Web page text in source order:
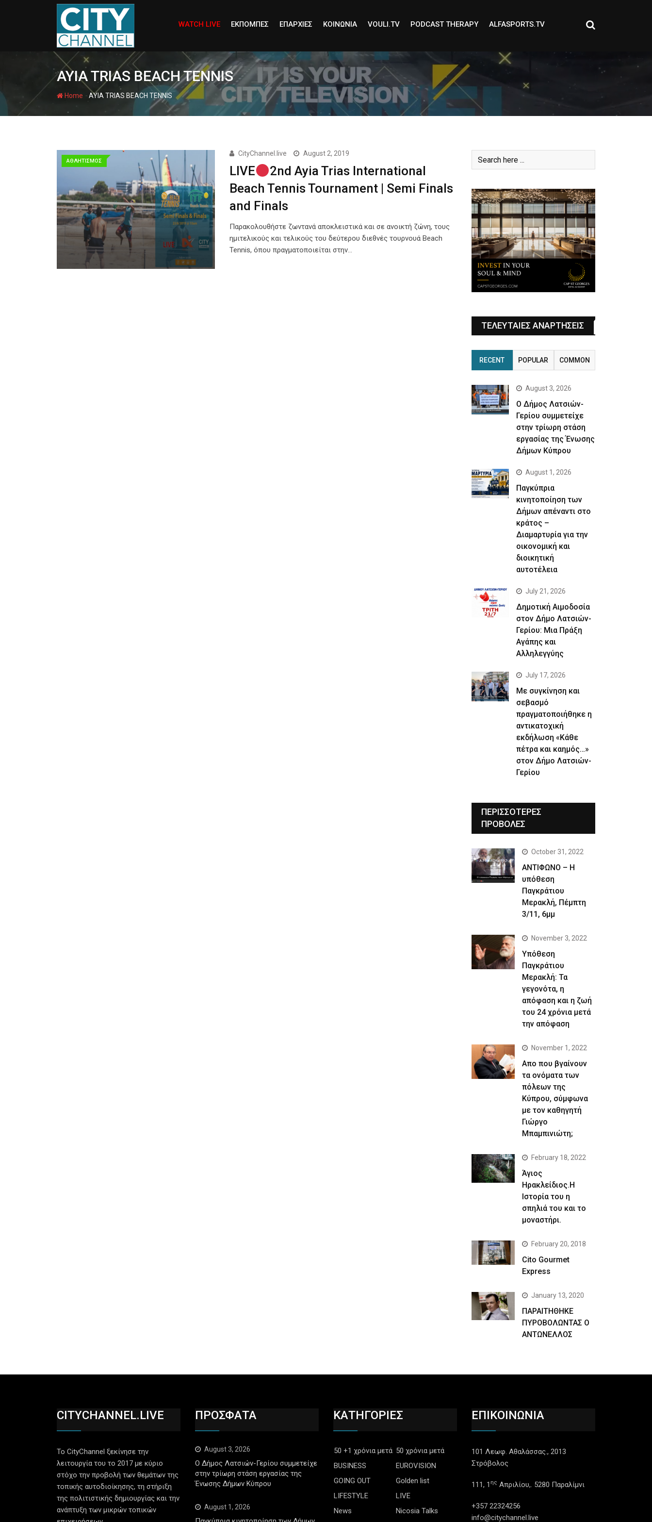
WATCH LIVE ΕΚΠΟΜΠΕΣ ΕΠΑΡΧΙΕΣ ΚΟΙΝΩΝΙΑ VOULI.TV PODCAST THERAPY ALFASPORTS.TV
AYIA TRIAS BEACH TENNIS
Home -AYIA TRIAS BEACH TENNIS
ΑΘΛΗΤΙΣΜΟΣ
CityChannel.live August 2, 2019
LIVE
2nd Ayia Trias International
Beach Tennis Tournament | Semi Finals
and Finals
Παρακολουθήστε ζωντανά αποκλειστικά και σε ανοικτή ζώνη, τους
ημιτελικούς και τελικούς του δεύτερου διεθνές τουρνουά Beach
Tennis, όπου πραγματοποιείται στην…
ΤΕΛΕΥΤΑΙΕΣ ΑΝΑΡΤΗΣΕΙΣ
RECENT POPULAR COMMON
August 3, 2026
Ο Δήμος Λατσιών-
Γερίου συμμετείχε
στην τρίωρη στάση
εργασίας της Ένωσης
Δήμων Κύπρου
August 1, 2026
Παγκύπρια
κινητοποίηση των
Δήμων απέναντι στο
κράτος –
Διαμαρτυρία για την
οικονομική και
διοικητική
αυτοτέλεια
July 21, 2026
Δημοτική Αιμοδοσία
στον Δήμο Λατσιών-
Γερίου: Μια Πράξη
Αγάπης και
Αλληλεγγύης
July 17, 2026
Με συγκίνηση και
σεβασμό
πραγματοποιήθηκε η
αντικατοχική
εκδήλωση «Κάθε
πέτρα και καημός…»
στον Δήμο Λατσιών-
Γερίου
ΠΕΡΙΣΣΟΤΕΡΕΣ
ΠΡΟΒΟΛΕΣ
October 31, 2022
ΑΝΤΙΦΩΝΟ – Η
υπόθεση
Παγκράτιου
Μερακλή, Πέμπτη
3/11, 6μμ
November 3, 2022
Yπόθεση
Παγκράτιου
Μερακλή: Τα
γεγονότα, η
απόφαση και η ζωή
του 24 χρόνια μετά
την απόφαση
November 1, 2022
Απο που βγαίνουν
τα ονόματα των
πόλεων της
Κύπρου, σύμφωνα
με τον καθηγητή
Γιώργο
Μπαμπινιώτη;
February 18, 2022
Άγιος
Ηρακλείδιος.Η
Ιστορία του η
σπηλιά του και το
μοναστήρι.
February 20, 2018
Cito Gourmet
Express
January 13, 2020
ΠΑΡΑΙΤΗΘΗΚΕ
ΠΥΡΟΒΟΛΩΝΤΑΣ Ο
ΑΝΤΩΝΕΛΛΟΣ
CITYCHANNEL.LIVE
Το CityChannel ξεκίνησε την
λειτουργία του το 2017 με κύριο
στόχο την προβολή των θεμάτων της
τοπικής αυτοδιοίκησης, τη στήριξη
της πολιτιστικής δημιουργίας και την
ανάπτυξη των μικρών τοπικών
ΠΡΟΣΦΑΤΑ
August 3, 2026
Ο Δήμος Λατσιών-Γερίου συμμετείχε
στην τρίωρη στάση εργασίας της
Ένωσης Δήμων Κύπρου
August 1, 2026
ΚΑΤΗΓΟΡΙΕΣ
50 +1 χρόνια μετά 50 χρόνια μετά
BUSINESS
EUROVISION
GOING OUT
Golden list
LIFESTYLE
LIVE
News
Nicosia Talks
ΕΠΙΚΟΙΝΩΝΙΑ
101 Λεωφ. Αθαλάσσας., 2013
Στρόβολος
111, 1 ης Απριλίου,. 5280 Παραλίμνι
+357 22324256
info@citychannel.live